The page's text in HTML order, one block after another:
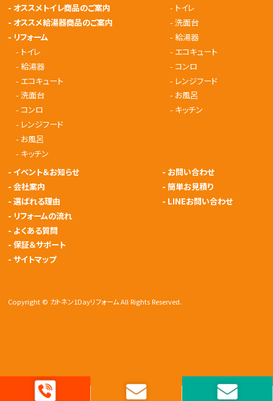
- オススメトイレ商品のご案内
- オススメ給湯器商品のご案内
- リフォーム
- トイレ
- 給湯器
- エコキュート
-洗面台
- コンロ
- レンジフード
- お風呂
- キッチン
- トイレ
-洗面台
- 給湯器
- エコキュート
- コンロ
- レンジフード
- お風呂
- キッチン
- イベント＆お知らせ
-会社案内
-選ばれる理由
- リフォームの流れ
- よくある質問
-保証＆サポート
-サイトマップ
- お問い合わせ
-簡単お見積り
- LINEお問い合わせ
Copyright © カトネン1Dayリフォーム All Rights Reserved.